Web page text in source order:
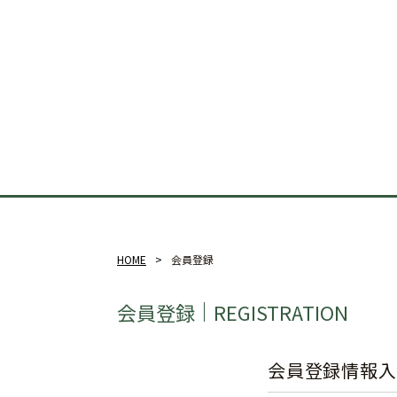
HOME 会員登録
REGISTRATION
会員登録
会員登録情報